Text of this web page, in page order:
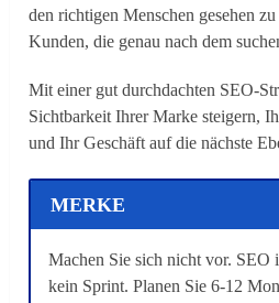
den richtigen Menschen gesehen
Kunden, die genau nach dem
Mit einer gut durchdachten SEO-
Sichtbarkeit Ihrer Marke steigern,
und Ihr Geschäft auf die nächste
MERKE
Machen Sie sich nicht vor. SEO
kein Sprint. Planen Sie 6-12